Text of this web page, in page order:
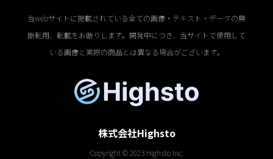
当webサイトに掲載されている全ての画像・テキスト・データの無
断転用、転載をお断りします。開発中につき、当サイトで使用して
いる画像と実際の商品とは異なる場合がございます。
株式会社Highsto
Copyright © 2023 Highsto Inc.